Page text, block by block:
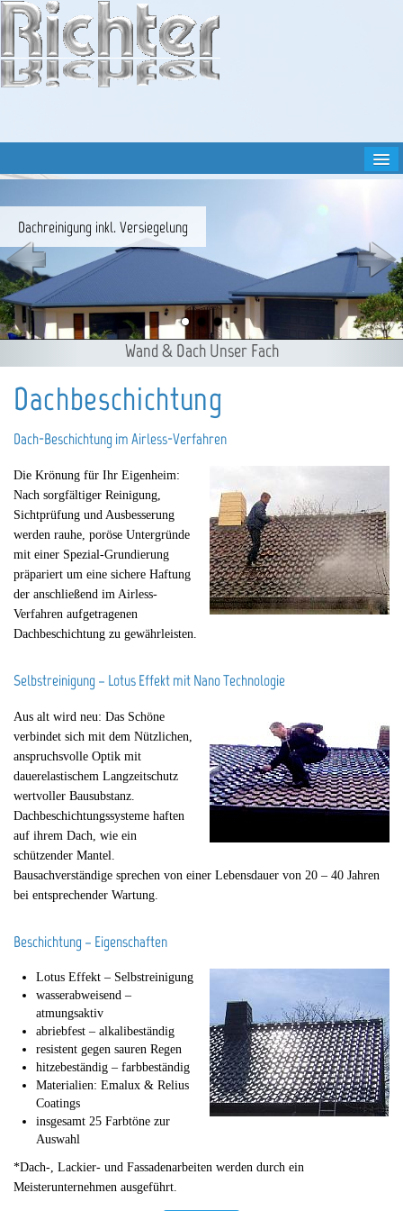
Dachreinigung
Feuchte Wände
Beschichtung
Leistungen
Preise
Dachreinigung inkl. Versiegelung
Wand & Dach Unser Fach
Dachbeschichtung
Dach-Beschichtung im Airless-Verfahren
Die Krönung für Ihr Eigenheim:
Nach sorgfältiger Reinigung,
Sichtprüfung und Ausbesserung
werden rauhe, poröse Untergründe
mit einer Spezial-Grundierung
präpariert um eine sichere Haftung
der anschließend im Airless-
Verfahren aufgetragenen
Dachbeschichtung zu gewährleisten.
Selbstreinigung – Lotus Effekt mit Nano Technologie
Aus alt wird neu: Das Schöne
verbindet sich mit dem Nützlichen,
anspruchsvolle Optik mit
dauerelastischem Langzeitschutz
wertvoller Bausubstanz.
Dachbeschichtungssysteme haften
auf ihrem Dach, wie ein
schützender Mantel.
Bausachverständige sprechen von einer Lebensdauer von 20 – 40 Jahren
bei entsprechender Wartung.
Beschichtung – Eigenschaften
Lotus Effekt – Selbstreinigung
wasserabweisend –
atmungsaktiv
abriebfest – alkalibeständig
resistent gegen sauren Regen
hitzebeständig – farbbeständig
Materialien: Emalux & Relius
Coatings
insgesamt 25 Farbtöne zur
Auswahl
*Dach-, Lackier- und Fassadenarbeiten werden durch ein
Meisterunternehmen ausgeführt.